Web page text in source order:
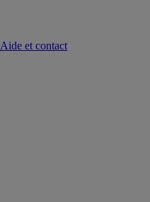
Aide et contact